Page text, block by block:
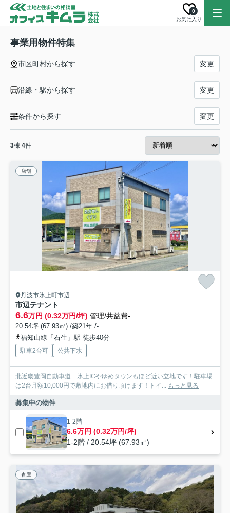
お気に入り
0
事業用物件特集
市区町村から探す 変更
沿線・駅から探す 変更
条件から探す 変更
3棟 4件
店舗
丹波市氷上町市辺
市辺テナント
6.6万円 (0.32万円/坪) 管理/共益費-
20.54坪 (67.93㎡) /築21年 /-
福知山線「石生」駅 徒歩40分
駐車2台可 公共下水
北近畿豊岡自動車道 氷上ICやゆめタウンもほど近い立地です！駐車場
は2台月額10,000円で敷地内にお借り頂けます！トイ... もっと見る
募集中の物件
1-2階
6.6万円 (0.32万円/坪)
1-2階 / 20.54坪 (67.93㎡)
倉庫